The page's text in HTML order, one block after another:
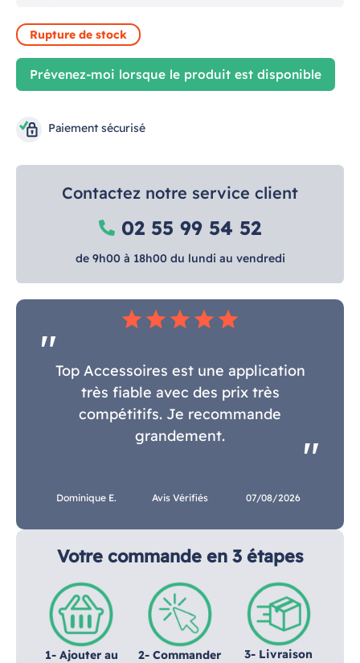
Rupture de stock
Prévenez-moi lorsque le produit est disponible
Paiement sécurisé
Contactez notre service client
02 55 99 54 52
de 9h00 à 18h00 du lundi au vendredi
Votre commande en 3 étapes
1- Ajouter au
2- Commander 3- Livraison
star star star star star
Top Accessoires est une application
très fiable avec des prix très
compétitifs. Je recommande
grandement.
Dominique E. Avis Vérifiés 07/08/2026